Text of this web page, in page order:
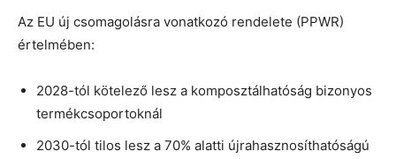
Az EU új csomagolásra vonatkozó rendelete (PPWR)
értelmében:
2028-tól kötelező lesz a komposztálhatóság bizonyos
termékcsoportoknál
2030-tól tilos lesz a 70% alatti újrahasznosíthatóságú